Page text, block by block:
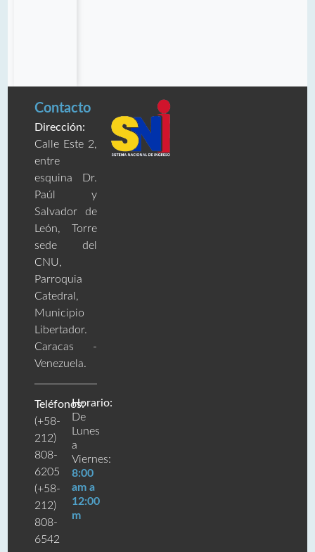
Contacto
Dirección:
Calle Este 2,
entre
esquina Dr.
Paúl y
Salvador de
León, Torre
sede del
CNU,
Parroquia
Catedral,
Municipio
Libertador.
Caracas -
Venezuela.
Teléfonos:
(+58-
212)
808-
6205
(+58-
212)
808-
6542
Horario:
De
Lunes
a
Viernes:
8:00
am a
12:00
m